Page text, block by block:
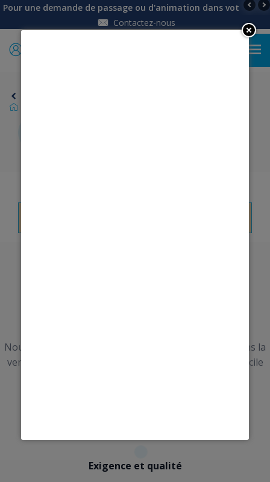
Pour une demande de passage ou d'animation dans votre
Contactez-nous
Nous sommes une entreprise familiale, spécialiste dans la
vente de prêt-à-porter, literie, linge de maison à domicile
Exigence et qualité